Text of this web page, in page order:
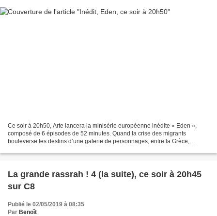
Ce soir à 20h50, Arte lancera la minisérie européenne inédite « Eden »,
composé de 6 épisodes de 52 minutes. Quand la crise des migrants
bouleverse les destins d’une galerie de personnages, entre la Grèce,
La grande rassrah ! 4 (la suite), ce soir à 20h45
sur C8
Publié le 02/05/2019 à 08:35
Par Benoît